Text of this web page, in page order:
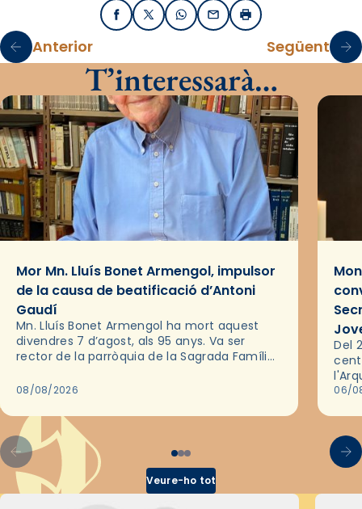
FacebookX / TwitterWhatsApp
EmailImprimir
Anterior Següent
T’interessarà…
Mor Mn. Lluís Bonet Armengol, impulsor
de la causa de beatificació d’Antoni
Gaudí
Mn. Lluís Bonet Armengol ha mort aquest
divendres 7 d’agost, als 95 anys. Va ser
rector de la parròquia de la Sagrada Família
2018,…
08/08/2026
Del
les
06/
Veure-ho tot